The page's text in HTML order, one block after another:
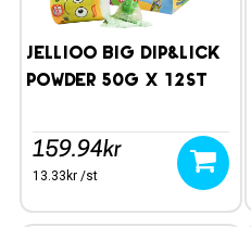
Jellioo Big Dip&Lick
Powder 50g x 12st
159.94kr
13.33kr /st